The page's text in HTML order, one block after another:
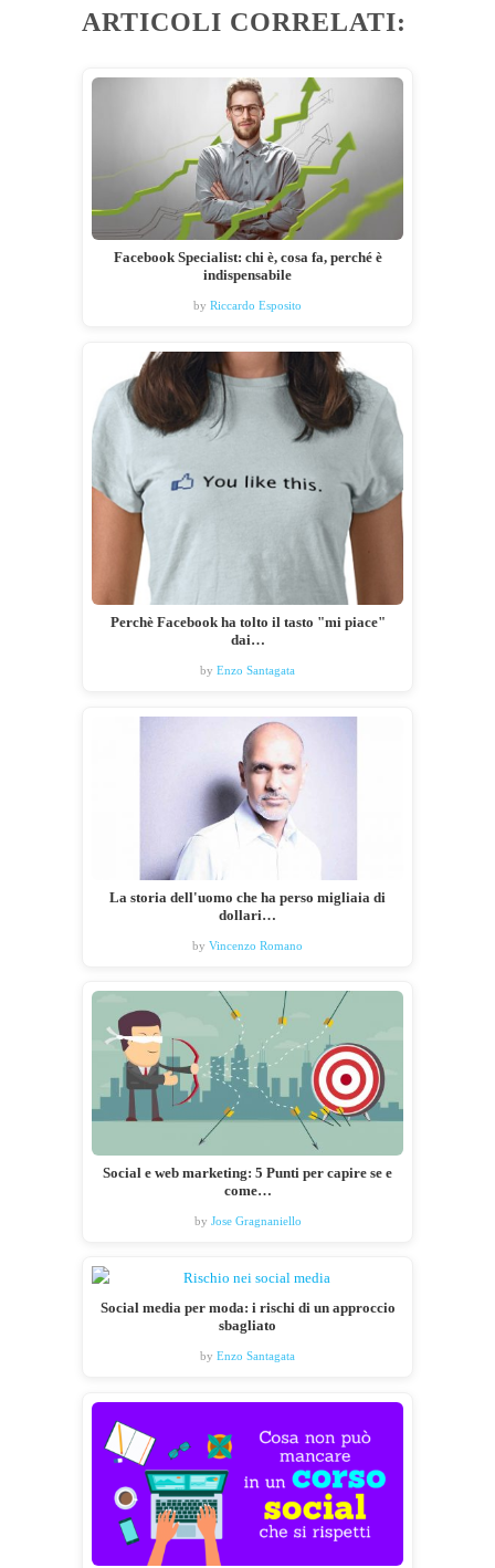
ARTICOLI CORRELATI:
Facebook Specialist: chi è, cosa fa, perché è
indispensabile
by Riccardo Esposito
Perchè Facebook ha tolto il tasto "mi piace"
dai…
by Enzo Santagata
La storia dell'uomo che ha perso migliaia di
dollari…
by Vincenzo Romano
Social e web marketing: 5 Punti per capire se e
come…
by Jose Gragnaniello
Social media per moda: i rischi di un approccio
sbagliato
by Enzo Santagata